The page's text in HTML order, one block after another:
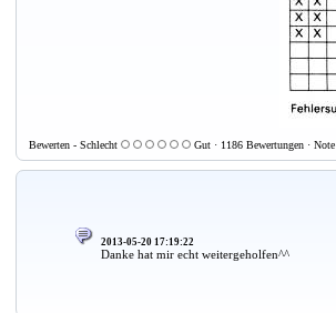
Bewerten - Schlecht Gut · 1186 Bewertungen · Note
2013-05-20 17:19:22
Danke hat mir echt weitergeholfen^^